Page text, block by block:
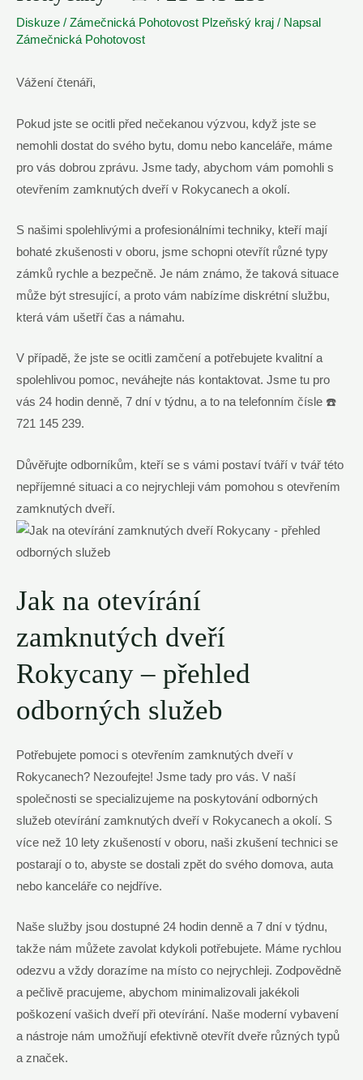
Diskuze / Zámečnická Pohotovost Plzeňský kraj / Napsal
Zámečnická Pohotovost
Vážení čtenáři,
Pokud jste se ocitli před nečekanou výzvou, když jste se
nemohli dostat do svého bytu, domu nebo kanceláře, máme
pro vás dobrou zprávu. Jsme tady, abychom vám pomohli s
otevřením zamknutých dveří v Rokycanech a okolí.
S našimi spolehlivými a profesionálními techniky, kteří mají
bohaté zkušenosti v oboru, jsme schopni otevřít různé typy
zámků rychle a bezpečně. Je nám známo, že taková situace
může být stresující, a proto vám nabízíme diskrétní službu,
která vám ušetří čas a námahu.
V případě, že jste se ocitli zamčení a potřebujete kvalitní a
spolehlivou pomoc, neváhejte nás kontaktovat. Jsme tu pro
vás 24 hodin denně, 7 dní v týdnu, a to na telefonním čísle ☎️
721 145 239.
Důvěřujte odborníkům, kteří se s vámi postaví tváří v tvář této
nepříjemné situaci a co nejrychleji vám pomohou s otevřením
zamknutých dveří.
Jak na otevírání
zamknutých dveří
Rokycany – přehled
odborných služeb
Potřebujete pomoci s otevřením zamknutých dveří v
Rokycanech? Nezoufejte! Jsme tady pro vás. V naší
společnosti se specializujeme na poskytování odborných
služeb otevírání zamknutých dveří v Rokycanech a okolí. S
více než 10 lety zkušeností v oboru, naši zkušení technici se
postarají o to, abyste se dostali zpět do svého domova, auta
nebo kanceláře co nejdříve.
Naše služby jsou dostupné 24 hodin denně a 7 dní v týdnu,
takže nám můžete zavolat kdykoli potřebujete. Máme rychlou
odezvu a vždy dorazíme na místo co nejrychleji. Zodpovědně
a pečlivě pracujeme, abychom minimalizovali jakékoli
poškození vašich dveří při otevírání. Naše moderní vybavení
a nástroje nám umožňují efektivně otevřít dveře různých typů
a značek.